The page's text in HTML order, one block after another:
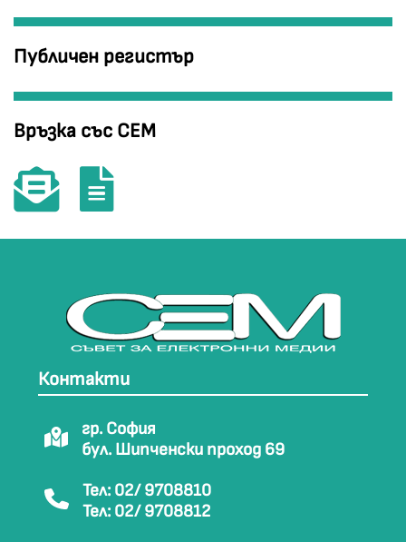
Публичен регистър
Връзка със СЕМ
Контакти
гр. София
бул. Шипченски проход 69
Тел: 02/ 9708810
Тел: 02/ 9708812